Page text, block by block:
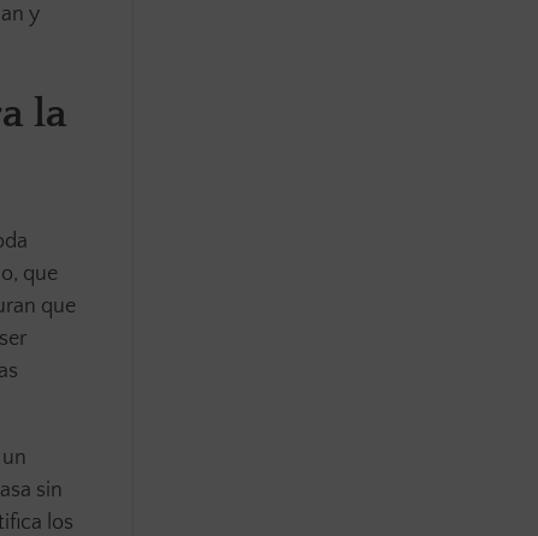
y
la
que
que
sin
los